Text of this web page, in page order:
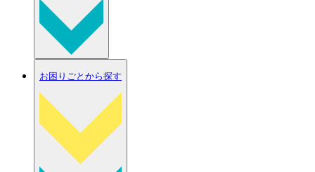
お困りごとから探す